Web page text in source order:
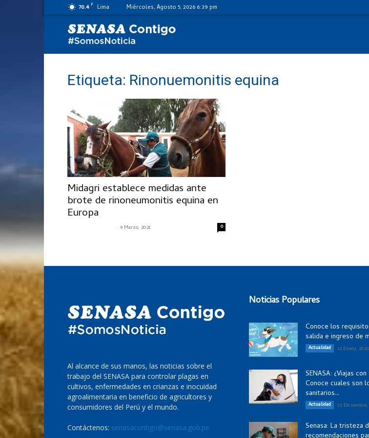
70.4 F Lima Miércoles, Agosto 5, 2026 6:39 pm
día
Etiqueta: Rinonuemonitis equina
Midagri establece medidas ante
brote de rinoneumonitis equina en
Europa
- 9 Marzo, 2021 0
Al alcance de sus manos, las noticias sobre el
trabajo del SENASA para controlar plagas en
cultivos, enfermedades en crianzas e inocuidad
agroalimentaria en beneficio de agricultores y
consumidores del Perú y el mundo.
Contáctenos: senasacontigo@senasa.gob.pe
Noticias Populares
Conoce los
salida e ingreso de
Actualidad 12 Enero, 2020
SENASA: ¿Viajas
Conoce cuales son
sanitarios...
Actualidad 13
Senasa: La tristeza